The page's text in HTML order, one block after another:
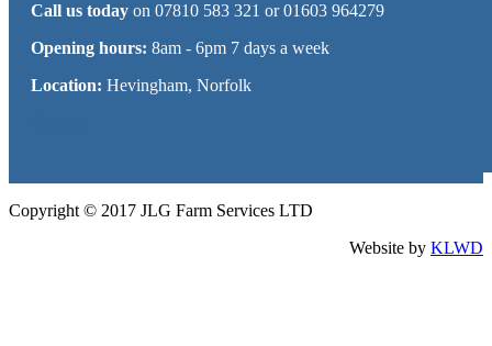
Call us today on 07810 583 321 or 01603 964279
Opening hours: 8am - 6pm 7 days a week
Location: Hevingham, Norfolk
Copyright © 2017 JLG Farm Services LTD
Website by KLWD